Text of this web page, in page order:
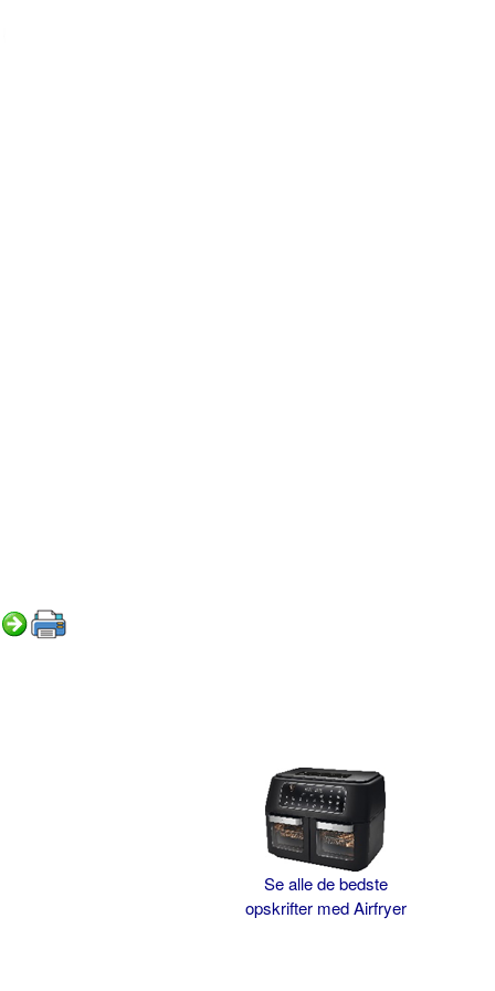
Se alle de bedste
opskrifter med Airfryer